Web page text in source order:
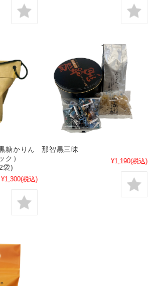
糖かりん
ク）
袋)
¥1,300(税込)
那智黒三昧
¥1,190(税込)